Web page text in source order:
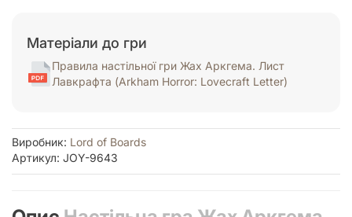
Матеріали до гри
Правила настільної гри Жах Аркгема. Лист
Лавкрафта (Arkham Horror: Lovecraft Letter)
Виробник: Lord of Boards
Артикул: JOY-9643